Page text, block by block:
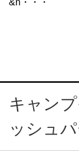
&n・・・
キャン
ッシュ